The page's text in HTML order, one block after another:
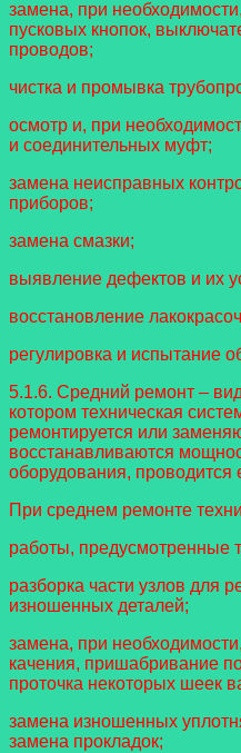
замена, при
пусковых кнопок,
проводов;
чистка и промывка
осмотр и, при
и соединительных муфт;
замена неисправных
приборов;
замена смазки;
выявление дефектов и их
восстановление
регулировка и испытание
5.1.6. Средний ремонт –
котором техническая
ремонтируется или
восстанавливаются
оборудования, проводится
При среднем ремонте
работы, предусмотренные
разборка части узлов для
изношенных деталей;
замена, при
качения, пришабривание
проточка некоторых шеек
замена изношенных
замена прокладок;